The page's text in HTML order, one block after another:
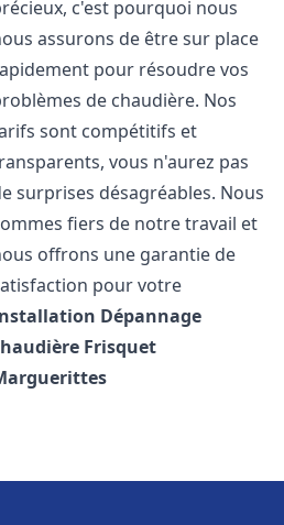
c'est pourquoi nous
assurons de être sur place
pour résoudre vos
de chaudière. Nos
sont compétitifs et
vous n'aurez pas
surprises désagréables. Nous
fiers de notre travail et
offrons une garantie de
pour votre
Dépannage
Frisquet